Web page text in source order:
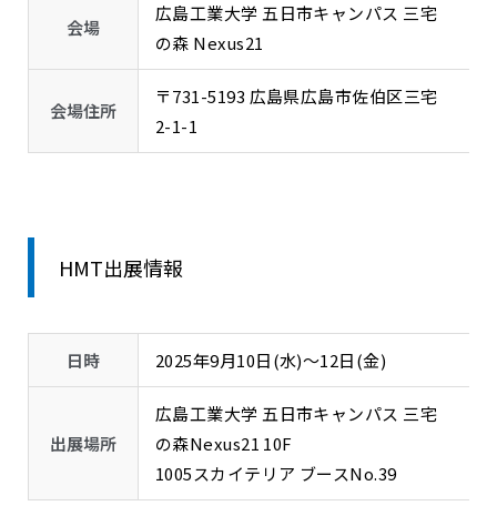
会場
広島工業大学 五日市キャンパス 三宅
の森 Nexus21
会場住所
〒731-5193 広島県広島市佐伯区三宅
2-1-1
HMT出展情報
日時 2025年9月10日(水)～12日(金)
出展場所
広島工業大学 五日市キャンパス 三宅
の森Nexus21 10F
1005スカイテリア ブースNo.39